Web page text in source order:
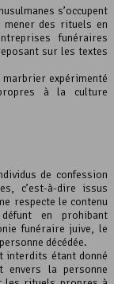
s’occupent
des rituels en
funéraires
sur les textes
marbrier expérimenté
à la culture
de confession
c’est-à-dire issus
respecte le contenu
en prohibant
funéraire juive, le
décédée.
interdits étant donné
envers la personne